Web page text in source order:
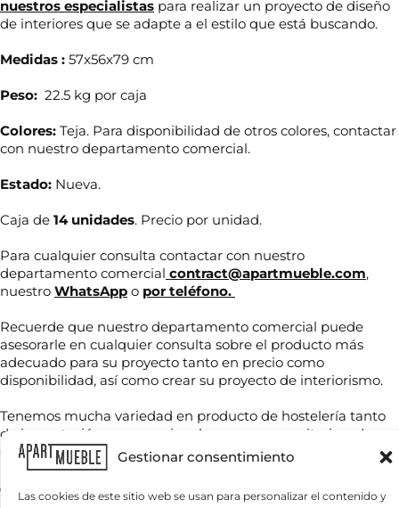
Gestionar consentimiento
Las cookies de este sitio web se usan para personalizar el contenido y
nuestros especialistas para realizar un proyecto de diseño
de interiores que se adapte a el estilo que está buscando.
Medidas : 57x56x79 cm
Peso: 22.5 kg por caja
Colores: Teja. Para disponibilidad de otros colores, contactar
con nuestro departamento comercial.
Estado: Nueva.
Caja de 14 unidades. Precio por unidad.
Para cualquier consulta contactar con nuestro
departamento comercial contract@apartmueble.com,
nuestro WhatsApp o por teléfono.
Recuerde que nuestro departamento comercial puede
asesorarle en cualquier consulta sobre el producto más
adecuado para su proyecto tanto en precio como
disponibilidad, así como crear su proyecto de interiorismo.
Tenemos mucha variedad en producto de hostelería tanto
de importación como nacional, por compra unitaria o de
contenedores.
Para grandes cantidades consultar precio final.
o
m
b
r
e
T
é
o
n
*
C
o
r